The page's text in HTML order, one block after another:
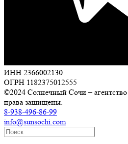
ИНН 2366002130
ОГРН 1182375012555
©2024 Солнечный Сочи –
права защищены.
8-938-496-86-99
info@sunsochi.com